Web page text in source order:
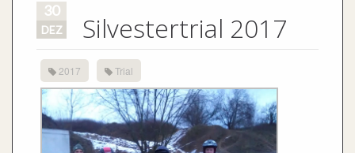
30
DEZ Silvestertrial 2017
2017 Trial